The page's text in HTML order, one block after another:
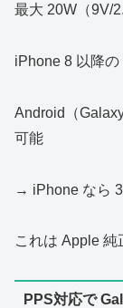
最大 20W（9V/
iPhone 8 以降
Android（
可能
→ iPhone なら
これは Apple 純
PPS対応で